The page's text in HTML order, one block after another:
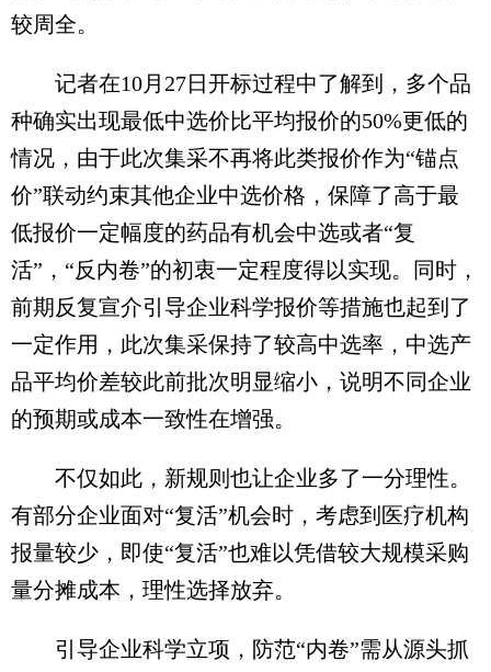
较周全。
记者在10月27日开标过程中了解到，多个品
种确实出现最低中选价比平均报价的50%更低的
情况，由于此次集采不再将此类报价作为“锚点
价”联动约束其他企业中选价格，保障了高于最
低报价一定幅度的药品有机会中选或者“复
活”，“反内卷”的初衷一定程度得以实现。同时，
前期反复宣介引导企业科学报价等措施也起到了
一定作用，此次集采保持了较高中选率，中选产
品平均价差较此前批次明显缩小，说明不同企业
的预期或成本一致性在增强。
不仅如此，新规则也让企业多了一分理性。
有部分企业面对“复活”机会时，考虑到医疗机构
报量较少，即使“复活”也难以凭借较大规模采购
量分摊成本，理性选择放弃。
引导企业科学立项，防范“内卷”需从源头抓